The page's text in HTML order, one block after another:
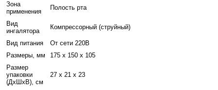
Зона
применения
Полость рта
Вид
ингалятора
Компрессорный (струйный)
Вид питания
От сети 220В
Размеры, мм
175 х 150 х 105
Размер
упаковки
(ДхШхВ), см
27 x 21 x 23